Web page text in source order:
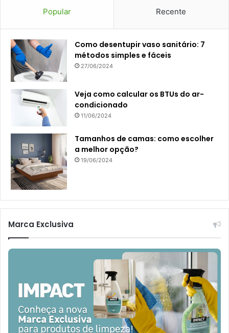
Popular Recente
Como desentupir vaso sanitário: 7
métodos simples e fáceis
27/06/2024
Veja como calcular os BTUs do ar-
condicionado
11/06/2024
Tamanhos de camas: como escolher
a melhor opção?
19/06/2024
Marca Exclusiva